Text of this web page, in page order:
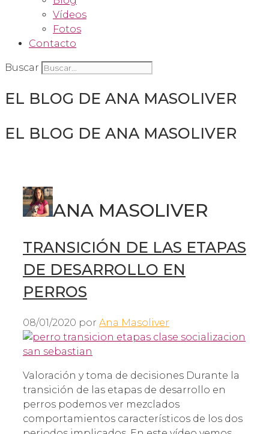
Vídeos
Fotos
Contacto
Buscar
EL BLOG DE ANA MASOLIVER
EL BLOG DE ANA MASOLIVER
ANA MASOLIVER
TRANSICIÓN DE LAS ETAPAS
DE DESARROLLO EN
PERROS
08/01/2020 por Ana Masoliver
Valoración y toma de decisiones Durante la
transición de las etapas de desarrollo en
perros podemos ver mezclados
comportamientos característicos de los dos